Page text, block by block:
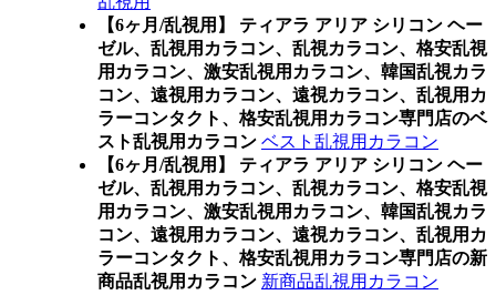
【6ヶ月/乱視用】 ティアラ アリア シリコン ヘー
ゼル、乱視用カラコン、乱視カラコン、格安乱視
用カラコン、激安乱視用カラコン、韓国乱視カラ
コン、遠視用カラコン、遠視カラコン、乱視用カ
ラーコンタクト、格安乱視用カラコン専門店のベ
スト乱視用カラコン ベスト乱視用カラコン
【6ヶ月/乱視用】 ティアラ アリア シリコン ヘー
ゼル、乱視用カラコン、乱視カラコン、格安乱視
用カラコン、激安乱視用カラコン、韓国乱視カラ
コン、遠視用カラコン、遠視カラコン、乱視用カ
ラーコンタクト、格安乱視用カラコン専門店の新
商品乱視用カラコン 新商品乱視用カラコン